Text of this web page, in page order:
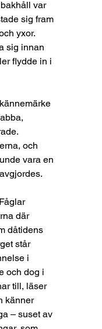
var
sig fram
yxor.
sig innan
flydde in i
och
vara en
där
dåtidens
står
i
och dog i
till, läser
känner
– suset av